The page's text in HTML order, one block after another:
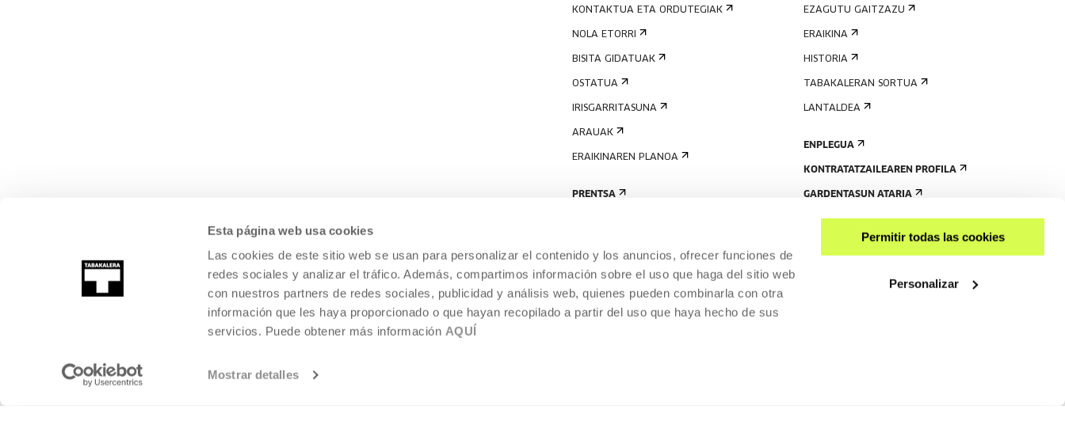
Esta página web usa cookies
Las cookies de este sitio web se usan para personalizar el contenido y los anuncios, ofrecer funciones de
redes sociales y analizar el tráfico. Además, compartimos información sobre el uso que haga del sitio web
con nuestros partners de redes sociales, publicidad y análisis web, quienes pueden combinarla con otra
información que les haya proporcionado o que hayan recopilado a partir del uso que haya hecho de sus
servicios. Puede obtener más información AQUÍ
Mostrar detalles
Permitir todas las cookies
Personalizar
KONTAKTUA ETA ORDUTEGIAK
NOLA ETORRI
BISITA GIDATUAK
OSTATUA
IRISGARRITASUNA
ARAUAK
ERAIKINAREN PLANOA
PRENTSA
EZAGUTU GAITZAZU
ERAIKINA
HISTORIA
TABAKALERAN SORTUA
LANTALDEA
ENPLEGUA
KONTRATATZAILEAREN PROFILA
GARDENTASUN ATARIA
2026 TABAKALERA.
KULTURA GARAIKIDEAREN NAZIOARTEKO ZENTROA,